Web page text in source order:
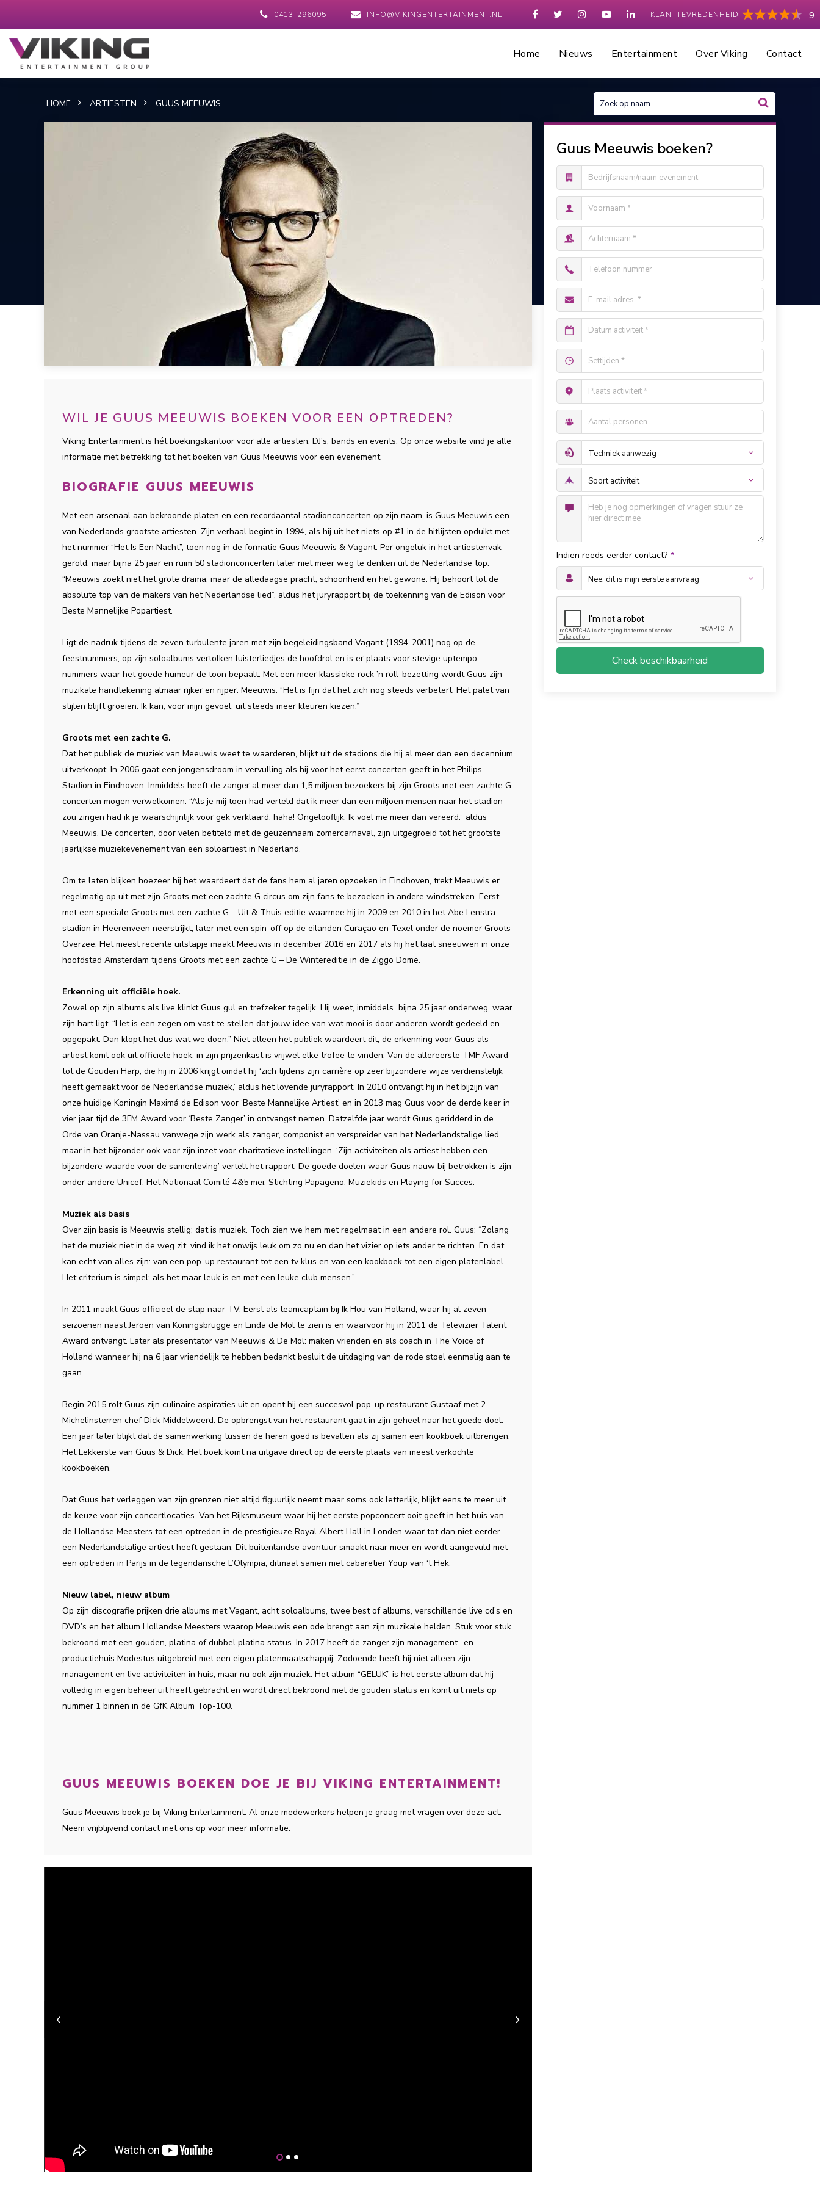
KLANTTEVREDENHEID 9
0413-296095 INFO@VIKINGENTERTAINMENT.NL
Home Nieuws Entertainment Over Viking Contact
HOME ARTIESTEN GUUS MEEUWIS
WIL JE GUUS MEEUWIS BOEKEN VOOR EEN OPTREDEN?
Viking Entertainment is hét boekingskantoor voor alle artiesten, DJ's, bands en events. Op onze website vind je alle
informatie met betrekking tot het boeken van Guus Meeuwis voor een evenement.
BIOGRAFIE GUUS MEEUWIS
Met een arsenaal aan bekroonde platen en een recordaantal stadionconcerten op zijn naam, is Guus Meeuwis een
van Nederlands grootste artiesten. Zijn verhaal begint in 1994, als hij uit het niets op #1 in de hitlijsten opduikt met
het nummer “Het Is Een Nacht”, toen nog in de formatie Guus Meeuwis & Vagant. Per ongeluk in het artiestenvak
gerold, maar bijna 25 jaar en ruim 50 stadionconcerten later niet meer weg te denken uit de Nederlandse top.
“Meeuwis zoekt niet het grote drama, maar de alledaagse pracht, schoonheid en het gewone. Hij behoort tot de
absolute top van de makers van het Nederlandse lied”, aldus het juryrapport bij de toekenning van de Edison voor
Beste Mannelijke Popartiest.
Ligt de nadruk tijdens de zeven turbulente jaren met zijn begeleidingsband Vagant (1994-2001) nog op de
feestnummers, op zijn soloalbums vertolken luisterliedjes de hoofdrol en is er plaats voor stevige uptempo
nummers waar het goede humeur de toon bepaalt. Met een meer klassieke rock ’n roll-bezetting wordt Guus zijn
muzikale handtekening almaar rijker en rijper. Meeuwis: “Het is fijn dat het zich nog steeds verbetert. Het palet van
stijlen blijft groeien. Ik kan, voor mijn gevoel, uit steeds meer kleuren kiezen.”
Groots met een zachte G.
Dat het publiek de muziek van Meeuwis weet te waarderen, blijkt uit de stadions die hij al meer dan een decennium
uitverkoopt. In 2006 gaat een jongensdroom in vervulling als hij voor het eerst concerten geeft in het Philips
Stadion in Eindhoven. Inmiddels heeft de zanger al meer dan 1,5 miljoen bezoekers bij zijn Groots met een zachte G
concerten mogen verwelkomen. “Als je mij toen had verteld dat ik meer dan een miljoen mensen naar het stadion
zou zingen had ik je waarschijnlijk voor gek verklaard, haha! Ongelooflijk. Ik voel me meer dan vereerd.” aldus
Meeuwis. De concerten, door velen betiteld met de geuzennaam zomercarnaval, zijn uitgegroeid tot het grootste
jaarlijkse muziekevenement van een soloartiest in Nederland.
Om te laten blijken hoezeer hij het waardeert dat de fans hem al jaren opzoeken in Eindhoven, trekt Meeuwis er
regelmatig op uit met zijn Groots met een zachte G circus om zijn fans te bezoeken in andere windstreken. Eerst
met een speciale Groots met een zachte G – Uit & Thuis editie waarmee hij in 2009 en 2010 in het Abe Lenstra
stadion in Heerenveen neerstrijkt, later met een spin-off op de eilanden Curaçao en Texel onder de noemer Groots
Overzee. Het meest recente uitstapje maakt Meeuwis in december 2016 en 2017 als hij het laat sneeuwen in onze
hoofdstad Amsterdam tijdens Groots met een zachte G – De Wintereditie in de Ziggo Dome.
Erkenning uit officiële hoek.
Zowel op zijn albums als live klinkt Guus gul en trefzeker tegelijk. Hij weet, inmiddels bijna 25 jaar onderweg, waar
zijn hart ligt: “Het is een zegen om vast te stellen dat jouw idee van wat mooi is door anderen wordt gedeeld en
opgepakt. Dan klopt het dus wat we doen.” Niet alleen het publiek waardeert dit, de erkenning voor Guus als
artiest komt ook uit officiële hoek: in zijn prijzenkast is vrijwel elke trofee te vinden. Van de allereerste TMF Award
tot de Gouden Harp, die hij in 2006 krijgt omdat hij ‘zich tijdens zijn carrière op zeer bijzondere wijze verdienstelijk
heeft gemaakt voor de Nederlandse muziek,’ aldus het lovende juryrapport. In 2010 ontvangt hij in het bijzijn van
onze huidige Koningin Maximá de Edison voor ‘Beste Mannelijke Artiest’ en in 2013 mag Guus voor de derde keer in
vier jaar tijd de 3FM Award voor ‘Beste Zanger’ in ontvangst nemen. Datzelfde jaar wordt Guus geridderd in de
Orde van Oranje-Nassau vanwege zijn werk als zanger, componist en verspreider van het Nederlandstalige lied,
maar in het bijzonder ook voor zijn inzet voor charitatieve instellingen. ‘Zijn activiteiten als artiest hebben een
bijzondere waarde voor de samenleving’ vertelt het rapport. De goede doelen waar Guus nauw bij betrokken is zijn
onder andere Unicef, Het Nationaal Comité 4&5 mei, Stichting Papageno, Muziekids en Playing for Succes.
Muziek als basis
Over zijn basis is Meeuwis stellig; dat is muziek. Toch zien we hem met regelmaat in een andere rol. Guus: “Zolang
het de muziek niet in de weg zit, vind ik het onwijs leuk om zo nu en dan het vizier op iets ander te richten. En dat
kan echt van alles zijn: van een pop-up restaurant tot een tv klus en van een kookboek tot een eigen platenlabel.
Het criterium is simpel: als het maar leuk is en met een leuke club mensen.”
In 2011 maakt Guus officieel de stap naar TV. Eerst als teamcaptain bij Ik Hou van Holland, waar hij al zeven
seizoenen naast Jeroen van Koningsbrugge en Linda de Mol te zien is en waarvoor hij in 2011 de Televizier Talent
Award ontvangt. Later als presentator van Meeuwis & De Mol: maken vrienden en als coach in The Voice of
Holland wanneer hij na 6 jaar vriendelijk te hebben bedankt besluit de uitdaging van de rode stoel eenmalig aan te
gaan.
Begin 2015 rolt Guus zijn culinaire aspiraties uit en opent hij een succesvol pop-up restaurant Gustaaf met 2-
Michelinsterren chef Dick Middelweerd. De opbrengst van het restaurant gaat in zijn geheel naar het goede doel.
Een jaar later blijkt dat de samenwerking tussen de heren goed is bevallen als zij samen een kookboek uitbrengen:
Het Lekkerste van Guus & Dick. Het boek komt na uitgave direct op de eerste plaats van meest verkochte
kookboeken.
Dat Guus het verleggen van zijn grenzen niet altijd figuurlijk neemt maar soms ook letterlijk, blijkt eens te meer uit
de keuze voor zijn concertlocaties. Van het Rijksmuseum waar hij het eerste popconcert ooit geeft in het huis van
de Hollandse Meesters tot een optreden in de prestigieuze Royal Albert Hall in Londen waar tot dan niet eerder
een Nederlandstalige artiest heeft gestaan. Dit buitenlandse avontuur smaakt naar meer en wordt aangevuld met
een optreden in Parijs in de legendarische L’Olympia, ditmaal samen met cabaretier Youp van ‘t Hek.
Nieuw label, nieuw album
Op zijn discografie prijken drie albums met Vagant, acht soloalbums, twee best of albums, verschillende live cd’s en
DVD’s en het album Hollandse Meesters waarop Meeuwis een ode brengt aan zijn muzikale helden. Stuk voor stuk
bekroond met een gouden, platina of dubbel platina status. In 2017 heeft de zanger zijn management- en
productiehuis Modestus uitgebreid met een eigen platenmaatschappij. Zodoende heeft hij niet alleen zijn
management en live activiteiten in huis, maar nu ook zijn muziek. Het album “GELUK” is het eerste album dat hij
volledig in eigen beheer uit heeft gebracht en wordt direct bekroond met de gouden status en komt uit niets op
nummer 1 binnen in de GfK Album Top-100.
GUUS MEEUWIS BOEKEN DOE JE BIJ VIKING ENTERTAINMENT!
Guus Meeuwis boek je bij Viking Entertainment. Al onze medewerkers helpen je graag met vragen over deze act.
Neem vrijblijvend contact met ons op voor meer informatie.
Guus Meeuwis boeken?
Indien reeds eerder contact? *
Check beschikbaarheid